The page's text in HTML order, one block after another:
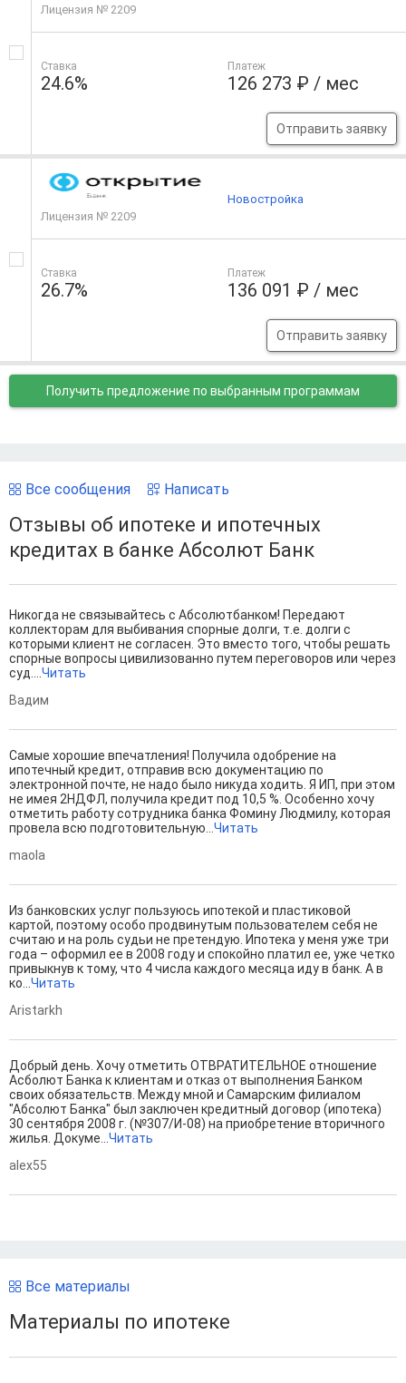
Лицензия № 2209
Ставка
24.6%
Платеж
126 273 ₽ / мес
Отправить заявку
Лицензия № 2209
Ставка
26.7%
Платеж
136 091 ₽ / мес
Отправить заявку
Новостройка
Получить предложение по выбранным программам
Все сообщения Написать
Отзывы об ипотеке и ипотечных
кредитах в банке Абсолют Банк
Никогда не связывайтесь с Абсолютбанком! Передают
коллекторам для выбивания спорные долги, т.е. долги с
которыми клиент не согласен. Это вместо того, чтобы решать
спорные вопросы цивилизованно путем переговоров или через
суд....Читать
Вадим
Самые хорошие впечатления! Получила одобрение на
ипотечный кредит, отправив всю документацию по
электронной почте, не надо было никуда ходить. Я ИП, при этом
не имея 2НДФЛ, получила кредит под 10,5 %. Особенно хочу
отметить работу сотрудника банка Фомину Людмилу, которая
провела всю подготовительную...Читать
maola
Из банковских услуг пользуюсь ипотекой и пластиковой
картой, поэтому особо продвинутым пользователем себя не
считаю и на роль судьи не претендую. Ипотека у меня уже три
года – оформил ее в 2008 году и спокойно платил ее, уже четко
привыкнув к тому, что 4 числа каждого месяца иду в банк. А в
ко...Читать
Aristarkh
Добрый день. Хочу отметить ОТВРАТИТЕЛЬНОЕ отношение
Асболют Банка к клиентам и отказ от выполнения Банком
своих обязательств. Между мной и Самарским филиалом
"Абсолют Банка" был заключен кредитный договор (ипотека)
30 сентября 2008 г. (№307/И-08) на приобретение вторичного
жилья. Докуме...Читать
alex55
Все материалы
Материалы по ипотеке